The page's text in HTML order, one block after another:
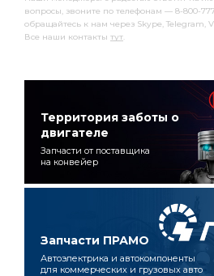
вопросы, звоните по телефонам — 8-800-
обращайтесь к нам через Skype, Telegram,
Все наши контакты тут.
Территория заботы о
двигателе
Запчасти от поставщика
на конвейер
Запчасти ПРАМО
Автоэлектрика и автокомпоненты
для коммерческих и грузовых авто